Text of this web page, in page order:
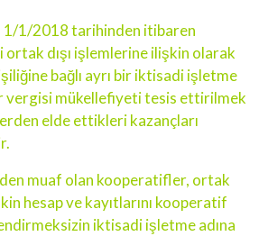
1/2018 tarihinden itibaren
dışı işlemlerine ilişkin olarak
bağlı ayrı bir iktisadi işletme
vergisi mükellefiyeti tesis ettirilmek
elde ettikleri kazançları
muaf olan kooperatifler, ortak
hesap ve kayıtlarını kooperatif
iktisadi işletme adına